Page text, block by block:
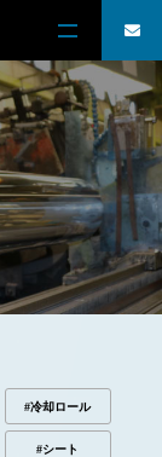
#冷却ロール
#シート